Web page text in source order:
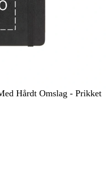
Hårdt Omslag - Prikket